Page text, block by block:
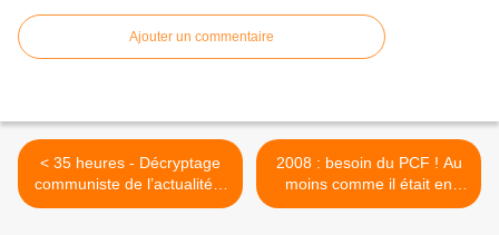
Ajouter un commentaire
< 35 heures - Décryptage
communiste de l’actualité –
2 juin 2008
2008 : besoin du PCF ! Au
moins comme il était en
1968 ! >